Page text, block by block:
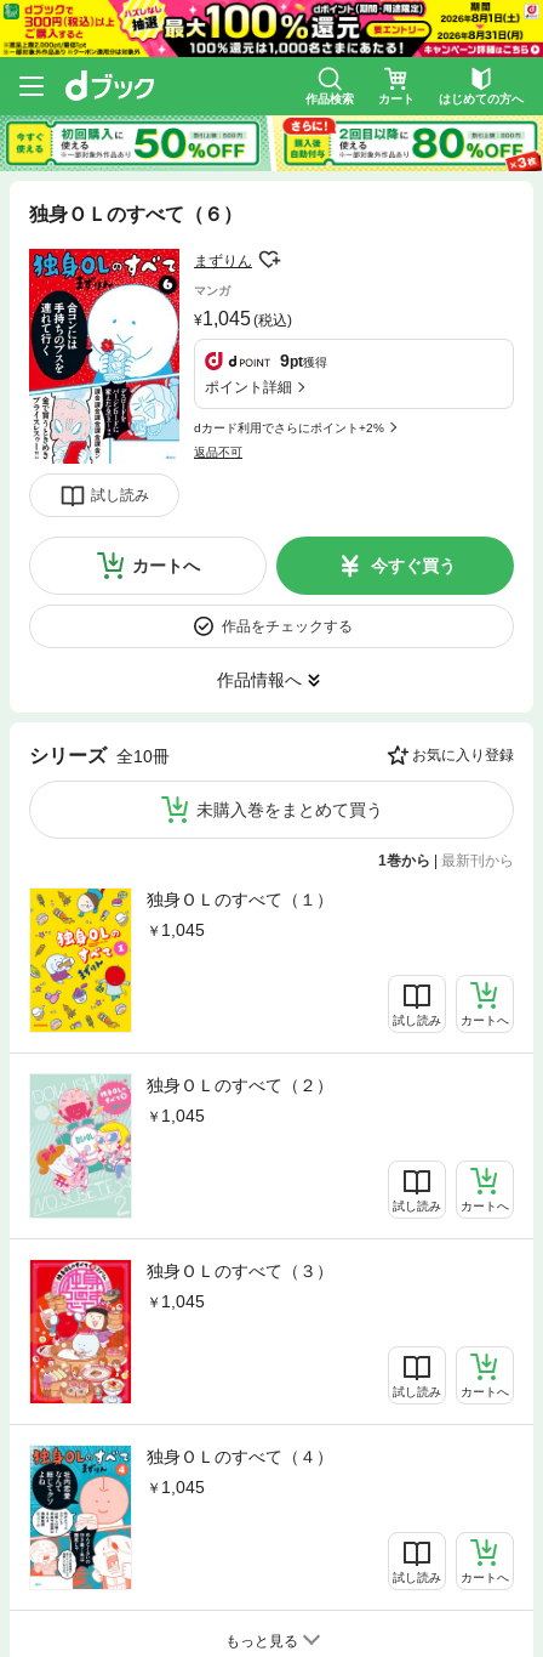
作品検索 カート はじめての方へ
独身ＯＬのすべて（６）
試し読み
まずりん
マンガ
1,045(税込)
9pt獲得
ポイント詳細
dカード利用でさらにポイント+2%
返品不可
カートへ 今すぐ買う
作品をチェックする
作品情報へ
シリーズ 全10冊 お気に入り登録
未購入巻をまとめて買う
1巻から | 最新刊から
独身ＯＬのすべて（１）
1,045
試し読み カートへ
独身ＯＬのすべて（２）
1,045
試し読み カートへ
独身ＯＬのすべて（３）
1,045
試し読み カートへ
独身ＯＬのすべて（４）
1,045
試し読み カートへ
もっと見る